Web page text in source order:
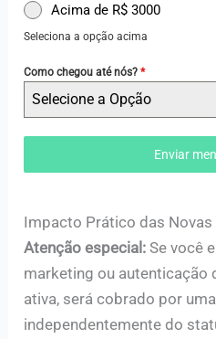
Acima de R$ 3000
Seleciona a opção acima
Como chegou até nós?*
Selecione a Opção
Enviar
Impacto Prático das Novas
Atenção especial: Se você
marketing ou autenticação
ativa, será cobrado por
independentemente do